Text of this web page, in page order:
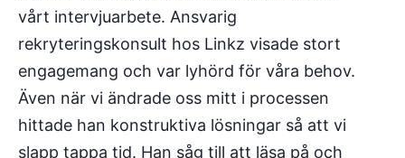
vårt intervjuarbete. Ansvarig
rekryteringskonsult hos Linkz visade stort
engagemang och var lyhörd för våra behov.
Även när vi ändrade oss mitt i processen
hittade han konstruktiva lösningar så att vi
slapp tappa tid. Han såg till att läsa på och